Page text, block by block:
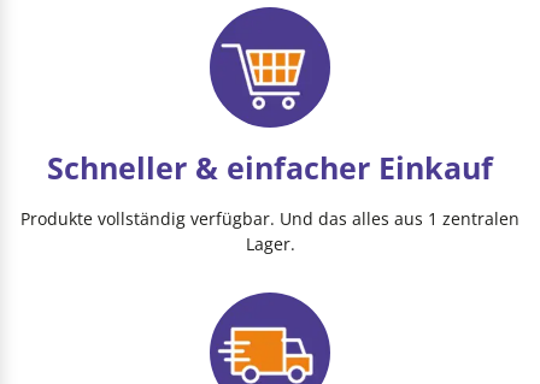
Schneller & einfacher Einkauf
Produkte vollständig verfügbar. Und das alles aus 1 zentralen
Lager.